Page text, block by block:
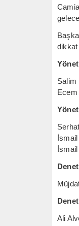
Salim
Ecem
İsmail
Ali